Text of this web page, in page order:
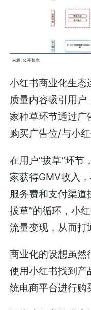
小红书商业化生态
质量内容吸引用
家种草环节通过广
购买广告位/与小
在用户“拔草”环节
家获得GMV收入
服务费和支付渠
拔草”的循环，小
流量变现，从而打
商业化的设想虽然
使用小红书找到产
统电商平台进行购